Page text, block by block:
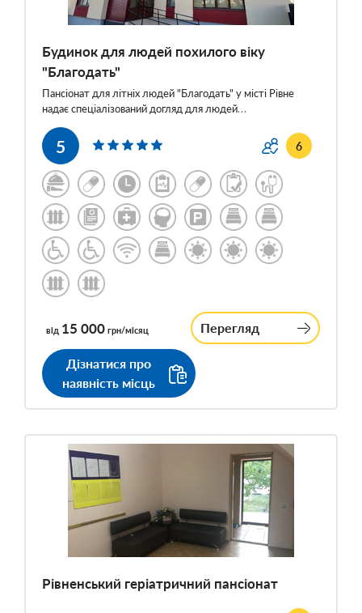
Будинок для людей похилого віку
"Благодать"
Пансіонат для літніх людей "Благодать" у місті Рівне
надає спеціалізований догляд для людей…
5 6
від 15 000 грн/місяц Перегляд
Дізнатися про
наявність місць
Рівненський геріатричний пансіонат